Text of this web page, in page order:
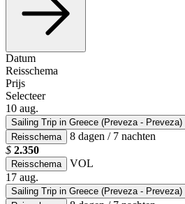
Datum
Reisschema
Prijs
Selecteer
10 aug.
Sailing Trip in Greece (Preveza - Preveza)
Reisschema
8 dagen / 7 nachten
$ 2.350
Reisschema
VOL
17 aug.
Sailing Trip in Greece (Preveza - Preveza)